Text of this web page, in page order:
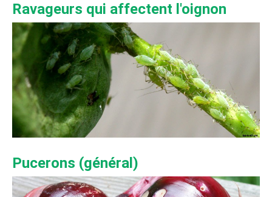
Ravageurs qui affectent l'oignon
Pucerons (général)